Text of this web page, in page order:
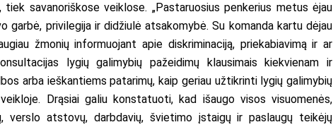
savanoriškose veiklose. „Pastaruosius penkerius metus ėjau
garbė, privilegija ir didžiulė atsakomybė. Su komanda kartu dėjau
žmonių informuojant apie diskriminaciją, priekabiavimą ir ar
lygių galimybių pažeidimų klausimais kiekvienam ir
arba ieškantiems patarimų, kaip geriau užtikrinti lygių galimybių
Drąsiai galiu konstatuoti, kad išaugo visos visuomenės,
verslo atstovų, darbdavių, švietimo įstaigų ir paslaugų teikėjų